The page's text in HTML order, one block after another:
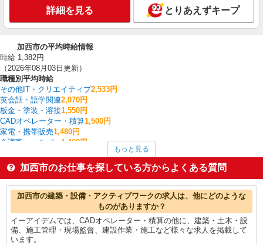
詳細を見る とりあえずキープ
加西市の平均時給情報
時給 1,382円
（2026年08月03日更新）
職種別平均時給
その他IT・クリエイティブ2,533円
英会話・語学関連2,070円
板金・塗装・溶接1,550円
CADオペレーター・積算1,500円
家電・携帯販売1,480円
介護職・ヘルパー 1,468円
建物管理・設備管理・マンション管理員1,450円
製造・組立・加工1,412円
一般・営業事務1,400円
加西市の他の職種の平均時給を見る
もっと見る
加西市のお仕事を探している方からよくある質問
加西市の建築・設備・アクティブワークの求人は、他にどのような
ものがありますか？
イーアイデムでは、CADオペレーター・積算の他に、建築・土木・設
備、施工管理・現場監督、建設作業・施工など様々な求人を掲載して
います。